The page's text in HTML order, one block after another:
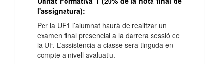
l'assignatura):
Per la UF1 l’alumnat haurà de realitzar un
examen final presencial a la darrera sessió de
la UF. L’assistència a classe serà tinguda en
compte a nivell avaluatiu.